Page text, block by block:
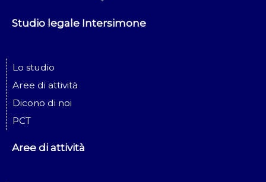
Studio legale Intersimone
Lo studio
Aree di attività
Dicono di noi
PCT
Aree di attività